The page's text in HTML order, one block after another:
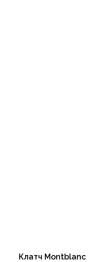
Клатч Montblanc